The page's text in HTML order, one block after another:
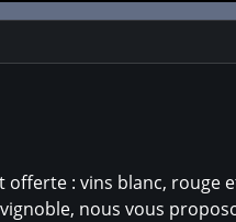
: vins blanc, rouge
nous vous